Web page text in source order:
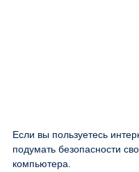
Если вы пользуетесь
подумать безопасности
компьютера.